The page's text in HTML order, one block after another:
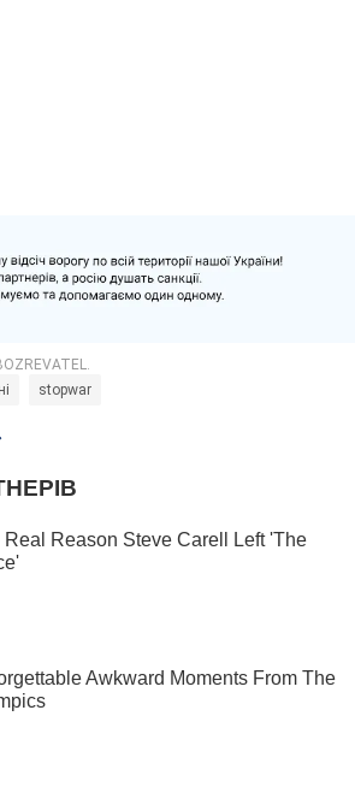
stopwar